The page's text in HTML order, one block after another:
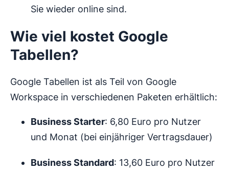
Sie wieder online sind.
Wie viel kostet Google
Tabellen?
Google Tabellen ist als Teil von Google
Workspace in verschiedenen Paketen erhältlich:
Business Starter: 6,80 Euro pro Nutzer
und Monat (bei einjähriger Vertragsdauer)
Business Standard: 13,60 Euro pro Nutzer